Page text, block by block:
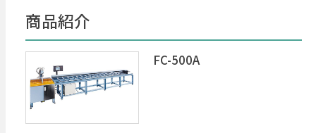
商品紹介
FC-500A